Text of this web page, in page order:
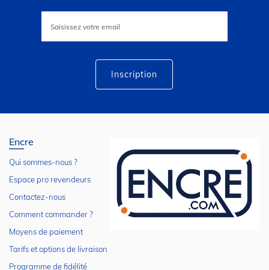
lettre
Inscription
Encre
Qui sommes-nous ?
Espace pro revendeurs
Contactez-nous
Comment commander ?
Moyens de paiement
Tarifs et options de livraison
Programme de fidélité